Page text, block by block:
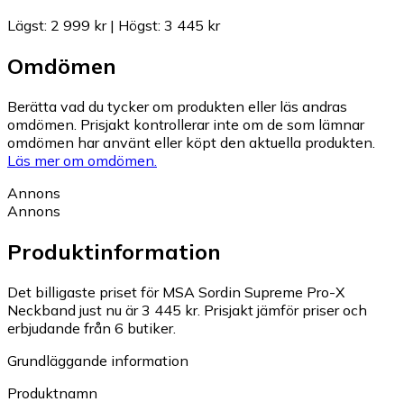
Lägst: 2 999 kr| Högst: 3 445 kr
Omdömen
Berätta vad du tycker om produkten eller läs andras
omdömen. Prisjakt kontrollerar inte om de som lämnar
omdömen har använt eller köpt den aktuella produkten.
Läs mer om omdömen.
Annons
Annons
Produktinformation
Det billigaste priset för MSA Sordin Supreme Pro-X
Neckband just nu är 3 445 kr. Prisjakt jämför priser och
erbjudande från 6 butiker.
Grundläggande information
Produktnamn